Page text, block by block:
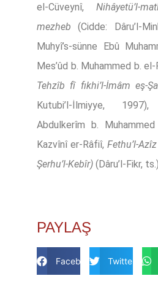
el-Cüveynî,Nihâyetü’l-
mezheb (Cidde: Dâru’l-
Muhyî’s-sünne Ebû
Mes’ûd b. Muhammed b. el-
Tehzîb fî fıkhi’l-İmâm eş-
Kutubi’l-İlmiyye,
Abdulkerîm b.
Kazvînî er-Râfiî, Fethu’l-
Şerhu’l-Kebîr) (Dâru’l-Fikr,
PAYLAŞ
Facebook Twitter